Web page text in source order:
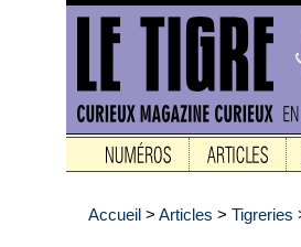
Accueil > Articles > Tigreries